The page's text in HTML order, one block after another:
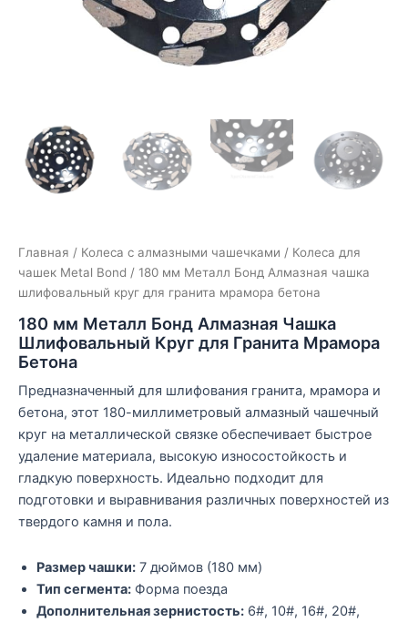
Главная / Колеса с алмазными чашечками / Колеса для
чашек Metal Bond / 180 мм Металл Бонд Алмазная чашка
шлифовальный круг для гранита мрамора бетона
180 мм Металл Бонд Алмазная Чашка
Шлифовальный Круг для Гранита Мрамора
Бетона
Предназначенный для шлифования гранита, мрамора и
бетона, этот 180-миллиметровый алмазный чашечный
круг на металлической связке обеспечивает быстрое
удаление материала, высокую износостойкость и
гладкую поверхность. Идеально подходит для
подготовки и выравнивания различных поверхностей из
твердого камня и пола.
Размер чашки: 7 дюймов (180 мм)
Тип сегмента: Форма поезда
Дополнительная зернистость: 6#, 10#, 16#, 20#,